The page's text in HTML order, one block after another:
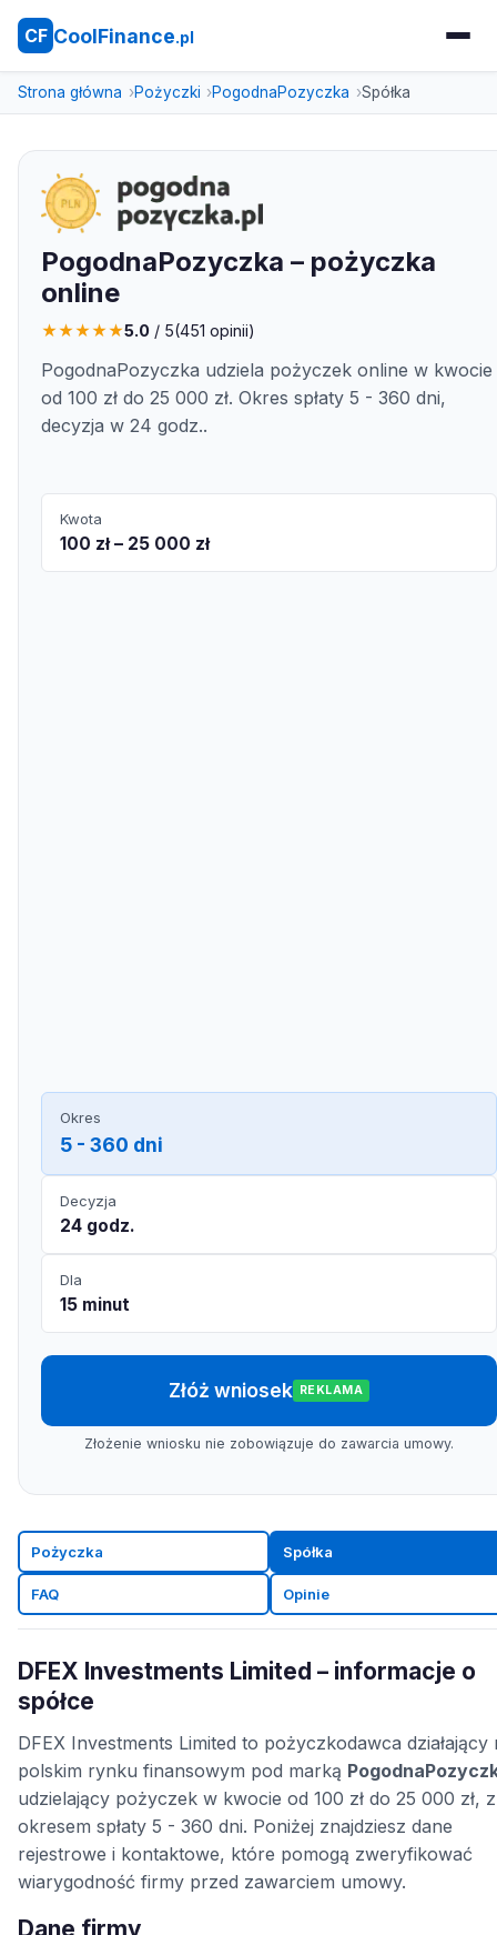
CF CoolFinance.pl
Strona główna Pożyczki PogodnaPozyczka Spółka
PogodnaPozyczka – pożyczka
online
★★★★★5.0 / 5(451 opinii)
PogodnaPozyczka udziela pożyczek online w kwocie
od 100 zł do 25 000 zł. Okres spłaty 5 - 360 dni,
decyzja w 24 godz..
Kwota
100 zł – 25 000 zł
Okres
5 - 360 dni
Decyzja
24 godz.
Dla
15 minut
Złóż wniosek REKLAMA
Złożenie wniosku nie zobowiązuje do zawarcia umowy.
Pożyczka Spółka
FAQ Opinie
DFEX Investments Limited – informacje o
spółce
DFEX Investments Limited to pożyczkodawca działający
polskim rynku finansowym pod marką
udzielający pożyczek w kwocie od 100 zł do 25 000 zł, z
okresem spłaty 5 - 360 dni. Poniżej znajdziesz dane
rejestrowe i kontaktowe, które pomogą zweryfikować
wiarygodność firmy przed zawarciem umowy.
Dane firmy